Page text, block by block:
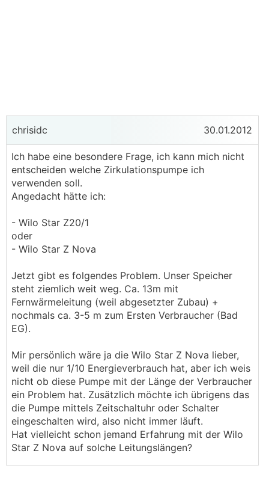
chrisidc 30.01.2012
Ich habe eine besondere Frage, ich kann mich nicht
entscheiden welche Zirkulationspumpe ich
verwenden soll.
Angedacht hätte ich:
- Wilo Star Z20/1
oder
- Wilo Star Z Nova
Jetzt gibt es folgendes Problem. Unser Speicher
steht ziemlich weit weg. Ca. 13m mit
Fernwärmeleitung (weil abgesetzter Zubau) +
nochmals ca. 3-5 m zum Ersten Verbraucher (Bad
EG).
Mir persönlich wäre ja die Wilo Star Z Nova lieber,
weil die nur 1/10 Energieverbrauch hat, aber ich weis
nicht ob diese Pumpe mit der Länge der Verbraucher
ein Problem hat. Zusätzlich möchte ich übrigens das
die Pumpe mittels Zeitschaltuhr oder Schalter
eingeschalten wird, also nicht immer läuft.
Hat vielleicht schon jemand Erfahrung mit der Wilo
Star Z Nova auf solche Leitungslängen?